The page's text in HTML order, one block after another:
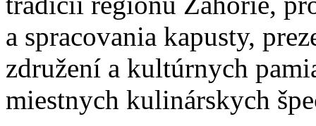
a spracovania kapusty,
združení a kultúrnych
miestnych kulinárskych